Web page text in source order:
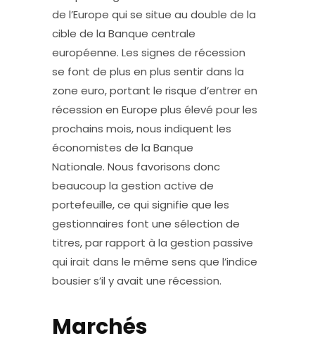
de l’Europe qui se situe au double de la
cible de la Banque centrale
européenne. Les signes de récession
se font de plus en plus sentir dans la
zone euro, portant le risque d’entrer en
récession en Europe plus élevé pour les
prochains mois, nous indiquent les
économistes de la Banque
Nationale. Nous favorisons donc
beaucoup la gestion active de
portefeuille, ce qui signifie que les
gestionnaires font une sélection de
titres, par rapport à la gestion passive
qui irait dans le même sens que l’indice
bousier s’il y avait une récession.
Marchés